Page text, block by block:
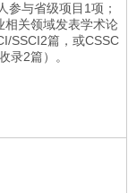
参与省级项目1项；
相关领域发表学术论
SSCI2篇，或CSSC
录2篇）。